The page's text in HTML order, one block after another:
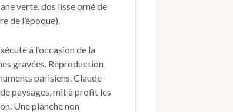
prises
au
en
taille
douce
sur
acier.
verte, dos lisse orné de
de l’époque).
à l’occasion de la
gravées. Reproduction
parisiens. Claude-
paysages, mit à profit les
Une planche non